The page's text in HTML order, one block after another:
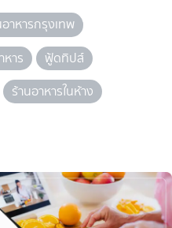
าหารกรุงเทพ
หาร
ฟู้ดทิปส์
ร้านอาหารในห้าง